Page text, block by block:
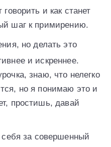
и как станет
шаг к примирению.
но делать это
и искреннее.
знаю, что нелегко
но я понимаю это и
простишь, давай
за совершенный